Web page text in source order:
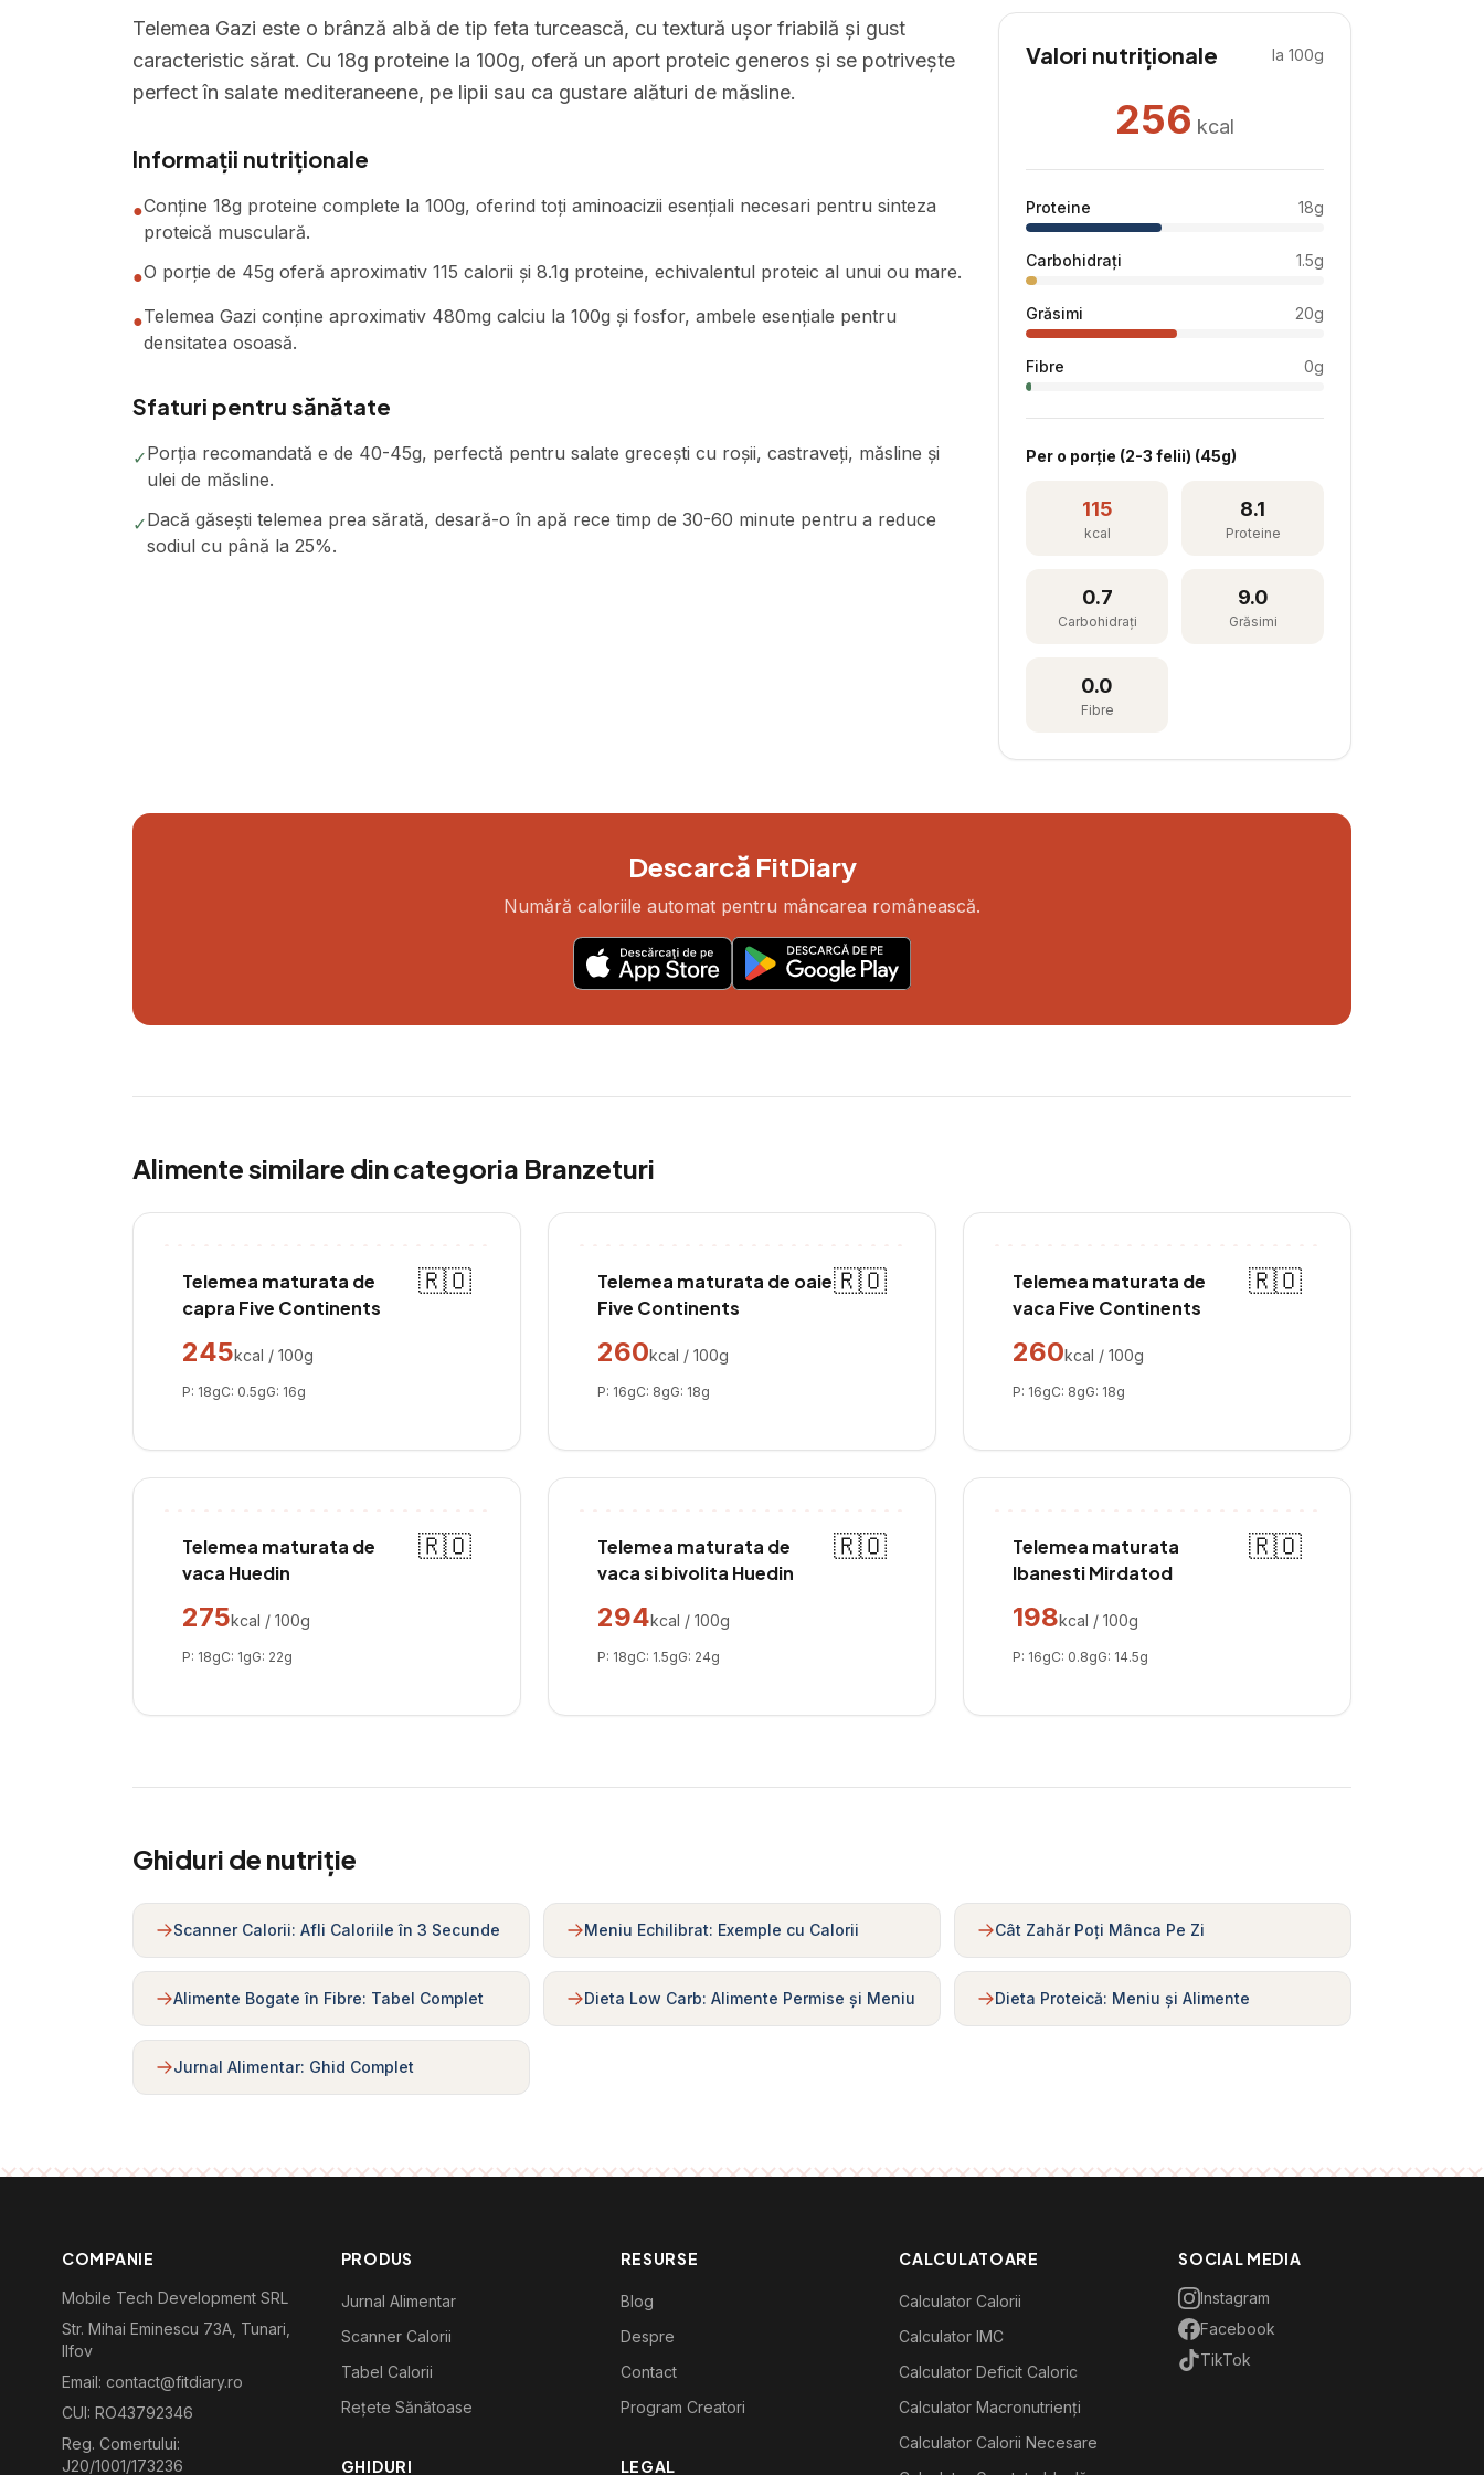
Telemea Gazi este o brânză albă de tip feta turcească, cu textură ușor friabilă și gust
caracteristic sărat. Cu 18g proteine la 100g, oferă un aport proteic generos și se potrivește
perfect în salate mediteraneene, pe lipii sau ca gustare alături de măsline.
Informații nutriționale
●Conține 18g proteine complete la 100g, oferind toți aminoacizii esențiali necesari pentru sinteza
proteică musculară.
●O porție de 45g oferă aproximativ 115 calorii și 8.1g proteine, echivalentul proteic al unui ou mare.
●Telemea Gazi conține aproximativ 480mg calciu la 100g și fosfor, ambele esențiale pentru
densitatea osoasă.
Sfaturi pentru sănătate
✓Porția recomandată e de 40-45g, perfectă pentru salate grecești cu roșii, castraveți, măsline și
ulei de măsline.
✓Dacă găsești telemea prea sărată, desară-o în apă rece timp de 30-60 minute pentru a reduce
sodiul cu până la 25%.
Valori nutriționale la 100g
256 kcal
Proteine 18g
Carbohidrați 1.5g
Grăsimi 20g
Fibre 0g
Per o porție (2-3 felii) (45g)
115
kcal
8.1
Proteine
0.7
Carbohidrați
9.0
Grăsimi
0.0
Fibre
Descarcă FitDiary
Numără caloriile automat pentru mâncarea românească.
Alimente similare din categoria Branzeturi
Telemea maturata de
capra Five Continents
🇷🇴
245kcal / 100g
P: 18gC: 0.5gG: 16g
Telemea maturata de oaie
Five Continents
🇷🇴
260kcal / 100g
P: 16gC: 8gG: 18g
Telemea maturata de
vaca Five Continents
🇷🇴
260kcal / 100g
P: 16gC: 8gG: 18g
Telemea maturata de
vaca Huedin
🇷🇴
275kcal / 100g
P: 18gC: 1gG: 22g
Telemea maturata de
vaca si bivolita Huedin
🇷🇴
294kcal / 100g
P: 18gC: 1.5gG: 24g
Telemea maturata
Ibanesti Mirdatod
🇷🇴
198kcal / 100g
P: 16gC: 0.8gG: 14.5g
Ghiduri de nutriție
Scanner Calorii: Afli Caloriile în 3 Secunde Meniu Echilibrat: Exemple cu Calorii Cât Zahăr Poți Mânca Pe Zi
Alimente Bogate în Fibre: Tabel Complet Dieta Low Carb: Alimente Permise și Meniu Dieta Proteică: Meniu și Alimente
Jurnal Alimentar: Ghid Complet
COMPANIE
Mobile Tech Development SRL
Str. Mihai Eminescu 73A, Tunari,
Ilfov
Email: contact@fitdiary.ro
CUI: RO43792346
Reg. Comertului:
J20/1001/173236
PRODUS
Jurnal Alimentar
Scanner Calorii
Tabel Calorii
Rețete Sănătoase
GHIDURI
RESURSE
Blog
Despre
Contact
Program Creatori
LEGAL
CALCULATOARE
Calculator Calorii
Calculator IMC
Calculator Deficit Caloric
Calculator Macronutrienți
Calculator Calorii Necesare
SOCIAL MEDIA
Instagram
Facebook
TikTok